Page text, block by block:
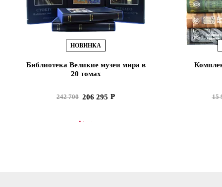
НОВИНКА
Библиотека Великие музеи мира в
20 томах
242 700 206 295
В КОРЗИНУ
15